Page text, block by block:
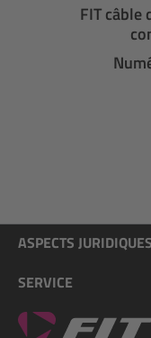
FIT câble
ASPECTS JURIDIQUES
SERVICE